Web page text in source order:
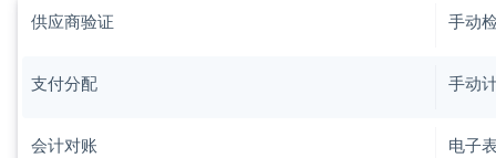
供应商验证 手动
支付分配 手动
会计对账 电子